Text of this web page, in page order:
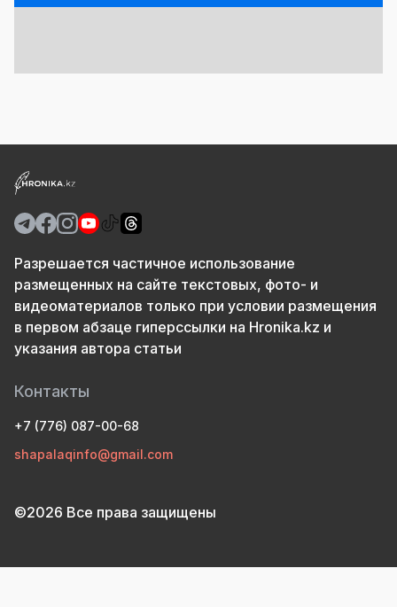
Разрешается частичное использование
размещенных на сайте текстовых, фото- и
видеоматериалов только при условии размещения
в первом абзаце гиперссылки на Hronika.kz и
указания автора статьи
Контакты
+7 (776) 087-00-68
shapalaqinfo@gmail.com
©2026 Все права защищены